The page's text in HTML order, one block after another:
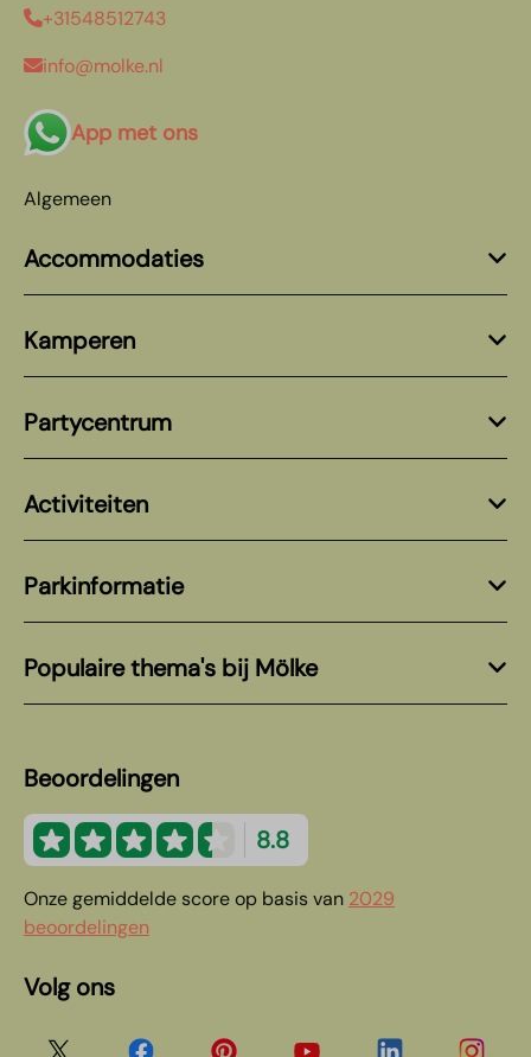
+31548512743
info@molke.nl
App met ons
Algemeen
Accommodaties
Kamperen
Partycentrum
Activiteiten
Parkinformatie
Populaire thema's bij Mölke
Beoordelingen
8.8
Onze gemiddelde score op basis van 2029
beoordelingen
Volg ons